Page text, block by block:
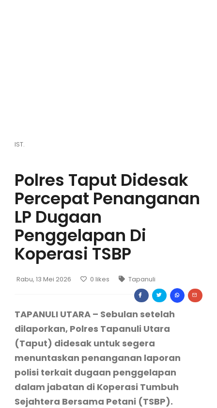
IST.
Polres Taput Didesak
Percepat Penanganan
LP Dugaan
Penggelapan Di
Koperasi TSBP
Rabu, 13 Mei 2026 0 likes Tapanuli
TAPANULI UTARA – Sebulan setelah
dilaporkan, Polres Tapanuli Utara
(Taput) didesak untuk segera
menuntaskan penanganan laporan
polisi terkait dugaan penggelapan
dalam jabatan di Koperasi Tumbuh
Sejahtera Bersama Petani (TSBP).